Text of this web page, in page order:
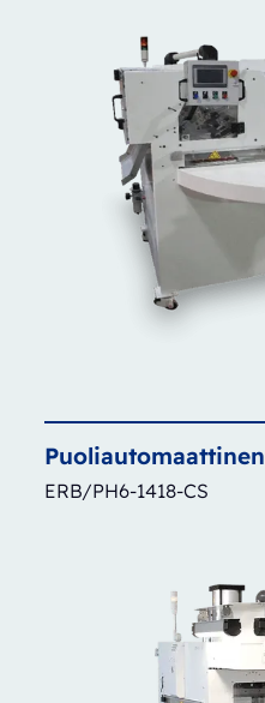
Puoliautomaattinen
ERB/PH6-1418-CS